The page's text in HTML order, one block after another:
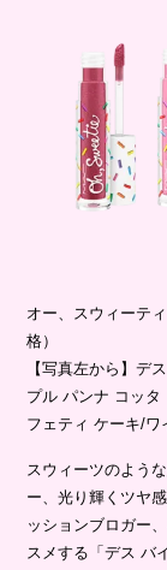
オー、スウィーテ
格）
【写真左から】デ
プル パンナ コッタ
フェティ ケーキ/
スウィーツのよう
ー、光り輝くツヤ
ッションブロガー
スメする「デス バ